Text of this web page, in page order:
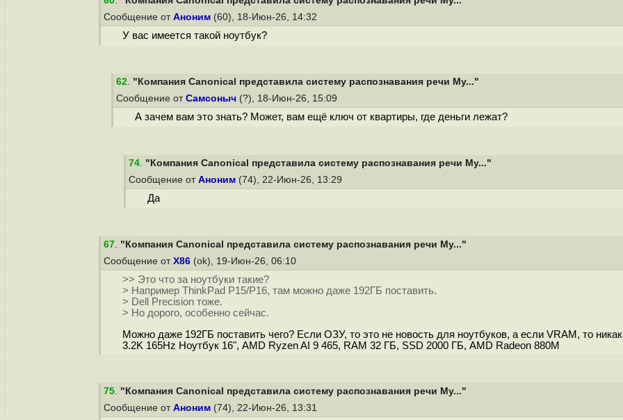
Сообщение от Аноним (60), 18-Июн-26, 14:32
У вас имеется такой ноутбук?
62. "Компания Canonical представила систему распознавания речи My..."
Сообщение от Самсоныч (?), 18-Июн-26, 15:09
А зачем вам это знать? Может, вам ещё ключ от квартиры, где деньги лежат?
74. "Компания Canonical представила систему распознавания речи My..."
Сообщение от Аноним (74), 22-Июн-26, 13:29
Да
67. "Компания Canonical представила систему распознавания речи My..."
Сообщение от X86 (ok), 19-Июн-26, 06:10
>> Это что за ноутбуки такие?
> Например ThinkPad P15/P16, там можно даже 192ГБ поставить.
> Dell Precision тоже.
> Но дорого, особенно сейчас.
Можно даже 192ГБ поставить чего? Если ОЗУ, то это не новость для ноутбуков, а если VRAM, то
3.2K 165Hz Ноутбук 16", AMD Ryzen AI 9 465, RAM 32 ГБ, SSD 2000 ГБ, AMD Radeon 880M
75. "Компания Canonical представила систему распознавания речи My..."
Сообщение от Аноним (74), 22-Июн-26, 13:31